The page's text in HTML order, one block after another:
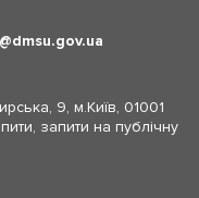
dmsu.gov.ua
9, м.Київ, 01001
запити на публічну